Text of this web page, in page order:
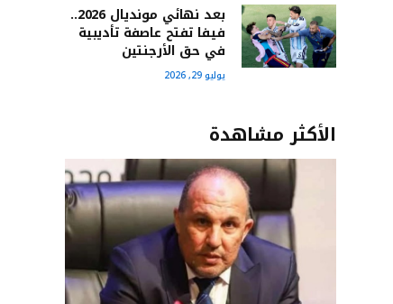
بعد نهائي مونديال 2026..
فيفا تفتح عاصفة تأديبية
في حق الأرجنتين
يوليو 29, 2026
الأكثر مشاهدة